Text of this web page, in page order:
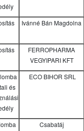
Ivánné Bán Magdolna
FERROPHARMA
VEGYIPARI KFT
és
ECO BIHOR SRL
Csabatáj